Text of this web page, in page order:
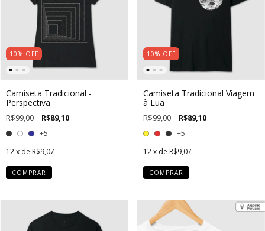
10% OFF
Camiseta Tradicional -
Perspectiva
R$99,00 R$89,10
+5
12x de R$9,07
COMPRAR
10% OFF
Camiseta Tradicional Viagem
à Lua
R$99,00 R$89,10
+5
12 x de R$9,07
COMPRAR